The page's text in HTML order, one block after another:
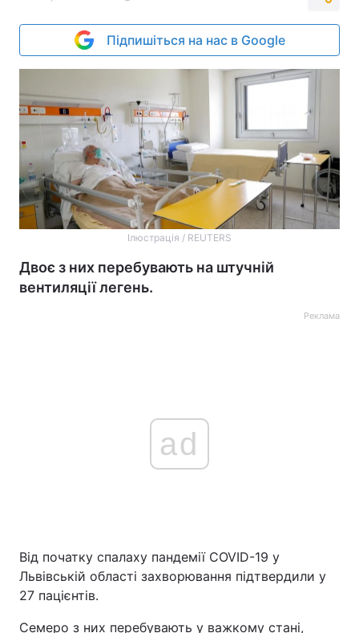
Підпишіться на нас в Google
Ілюстрація / REUTERS
Двоє з них перебувають на штучній
вентиляції легень.
Реклама
ad
Від початку спалаху пандемії COVID-19 у
Львівській області захворювання підтвердили у
27 пацієнтів.
Семеро з них перебувають у важкому стані,